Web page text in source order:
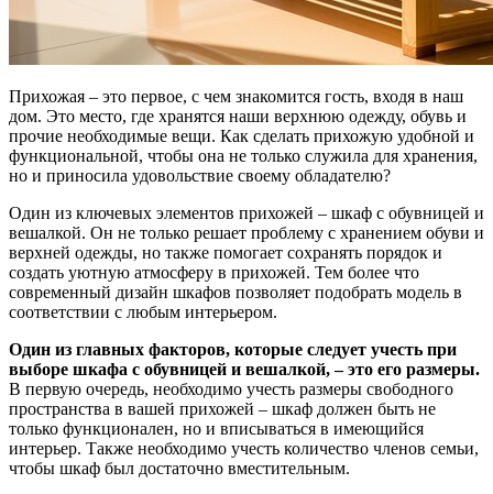
Прихожая – это первое, с чем знакомится гость, входя в наш
дом. Это место, где хранятся наши верхнюю одежду, обувь и
прочие необходимые вещи. Как сделать прихожую удобной и
функциональной, чтобы она не только служила для хранения,
но и приносила удовольствие своему обладателю?
Один из ключевых элементов прихожей – шкаф с обувницей и
вешалкой. Он не только решает проблему с хранением обуви и
верхней одежды, но также помогает сохранять порядок и
создать уютную атмосферу в прихожей. Тем более что
современный дизайн шкафов позволяет подобрать модель в
соответствии с любым интерьером.
Один из главных факторов, которые следует учесть при
выборе шкафа с обувницей и вешалкой, – это его размеры.
В первую очередь, необходимо учесть размеры свободного
пространства в вашей прихожей – шкаф должен быть не
только функционален, но и вписываться в имеющийся
интерьер. Также необходимо учесть количество членов семьи,
чтобы шкаф был достаточно вместительным.